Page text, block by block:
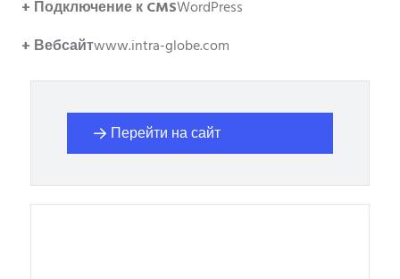
+ Подключение к CMSWordPress
+ Вебсайтwww.intra-globe.com
Перейти на сайт